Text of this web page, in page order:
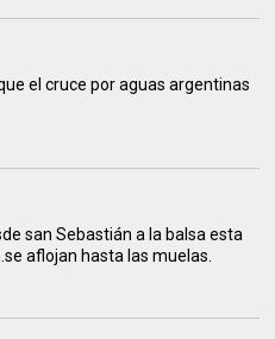
el cruce por aguas argentinas
san Sebastián a la balsa esta
aflojan hasta las muelas.